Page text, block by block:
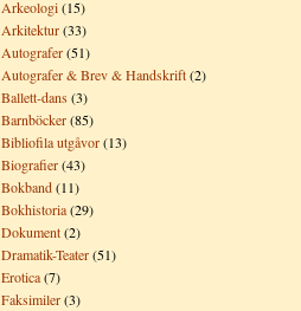
Arkeologi(15)
Arkitektur(33)
Autografer(51)
Autografer & Brev & Handskrift(2)
Ballett-dans (3)
Barnböcker(85)
Bibliofila utgåvor(13)
Biografier(43)
Bokband(11)
Bokhistoria(29)
Dokument(2)
Dramatik-Teater(51)
Erotica(7)
Faksimiler(3)